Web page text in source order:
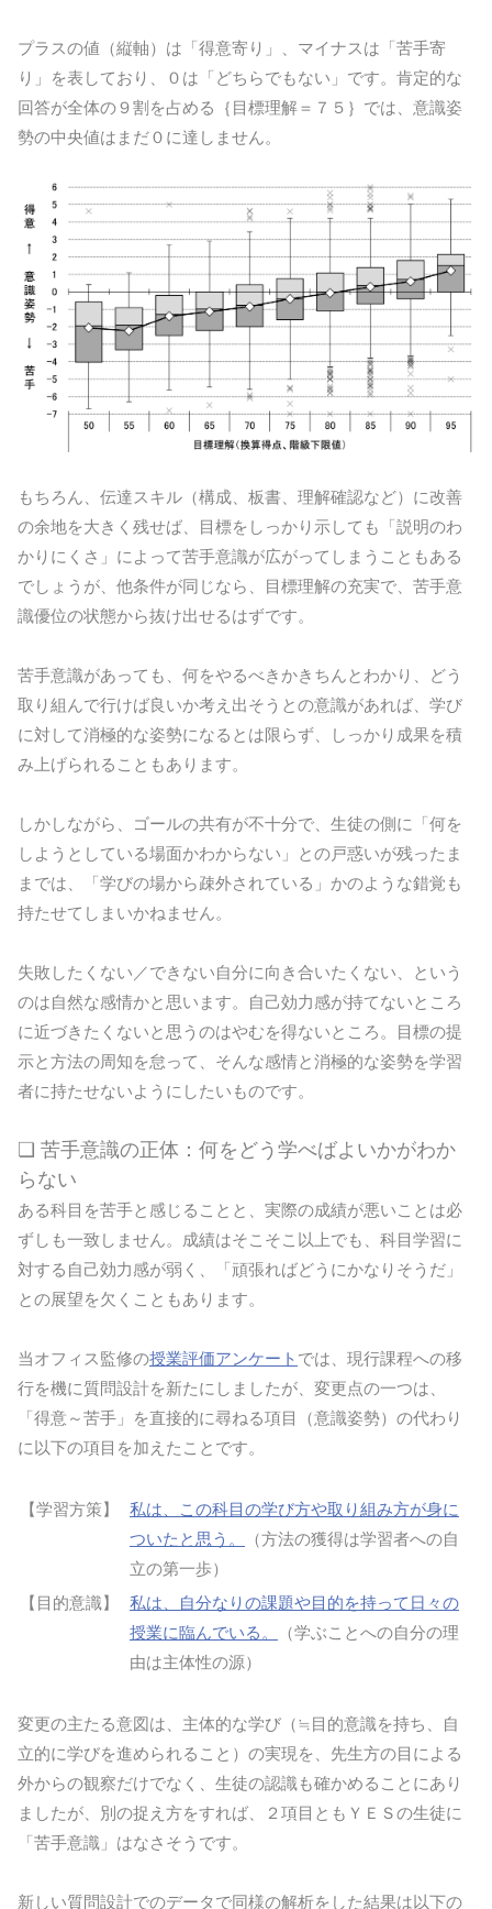
プラスの値（縦軸）は「得意寄り」、マイナスは「苦手寄
り」を表しており、０は「どちらでもない」です。肯定的な
回答が全体の９割を占める｛目標理解＝７５｝では、意識姿
勢の中央値はまだ０に達しません。
もちろん、伝達スキル（構成、板書、理解確認など）に改善
の余地を大きく残せば、目標をしっかり示しても「説明のわ
かりにくさ」によって苦手意識が広がってしまうこともある
でしょうが、他条件が同じなら、目標理解の充実で、苦手意
識優位の状態から抜け出せるはずです。
苦手意識があっても、何をやるべきかきちんとわかり、どう
取り組んで行けば良いか考え出そうとの意識があれば、学び
に対して消極的な姿勢になるとは限らず、しっかり成果を積
み上げられることもあります。
しかしながら、ゴールの共有が不十分で、生徒の側に「何を
しようとしている場面かわからない」との戸惑いが残ったま
までは、「学びの場から疎外されている」かのような錯覚も
持たせてしまいかねません。
失敗したくない／できない自分に向き合いたくない、という
のは自然な感情かと思います。自己効力感が持てないところ
に近づきたくないと思うのはやむを得ないところ。目標の提
示と方法の周知を怠って、そんな感情と消極的な姿勢を学習
者に持たせないようにしたいものです。
❏ 苦手意識の正体：何をどう学べばよいかがわか
らない
ある科目を苦手と感じることと、実際の成績が悪いことは必
ずしも一致しません。成績はそこそこ以上でも、科目学習に
対する自己効力感が弱く、「頑張ればどうにかなりそうだ」
との展望を欠くこともあります。
当オフィス監修の授業評価アンケート では、現行課程への移
行を機に質問設計を新たにしましたが、変更点の一つは、
「得意～苦手」を直接的に尋ねる項目（意識姿勢）の代わり
に以下の項目を加えたことです。
【学習方策】
私は、この科目の学び方や取り組み方が身に
ついたと思う。
（方法の獲得は学習者への自
立の第一歩）
【目的意識】
私は、自分なりの課題や目的を持って日々の
授業に臨んでいる。
（学ぶことへの自分の理
由は主体性の源）
変更の主たる意図は、主体的な学び（≒目的意識を持ち、自
立的に学びを進められること）の実現を、先生方の目による
外からの観察だけでなく、生徒の認識も確かめることにあり
ましたが、別の捉え方をすれば、２項目ともＹＥＳの生徒に
「苦手意識」はなさそうです。
新しい質問設計でのデータで同様の解析をした結果は以下の